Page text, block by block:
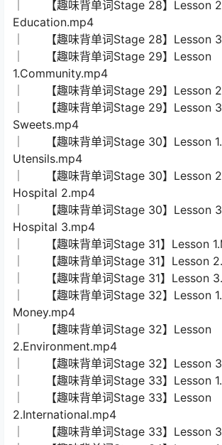
│ 【趣味背单词Stage 28】Lesson
Education.mp4
│ 【趣味背单词Stage 28】Lesson
│ 【趣味背单词Stage 29】Lesson
1.Community.mp4
│ 【趣味背单词Stage 29】Lesson
│ 【趣味背单词Stage 29】Lesson
Sweets.mp4
│ 【趣味背单词Stage 30】Lesson
Utensils.mp4
│ 【趣味背单词Stage 30】Lesson
Hospital 2.mp4
│ 【趣味背单词Stage 30】Lesson
Hospital 3.mp4
│ 【趣味背单词Stage 31】Lesson
│ 【趣味背单词Stage 31】Lesson
│ 【趣味背单词Stage 31】Lesson
│ 【趣味背单词Stage 32】Lesson
Money.mp4
│ 【趣味背单词Stage 32】Lesson
2.Environment.mp4
│ 【趣味背单词Stage 32】Lesson
│ 【趣味背单词Stage 33】Lesson
│ 【趣味背单词Stage 33】Lesson
2.International.mp4
│ 【趣味背单词Stage 33】Lesson